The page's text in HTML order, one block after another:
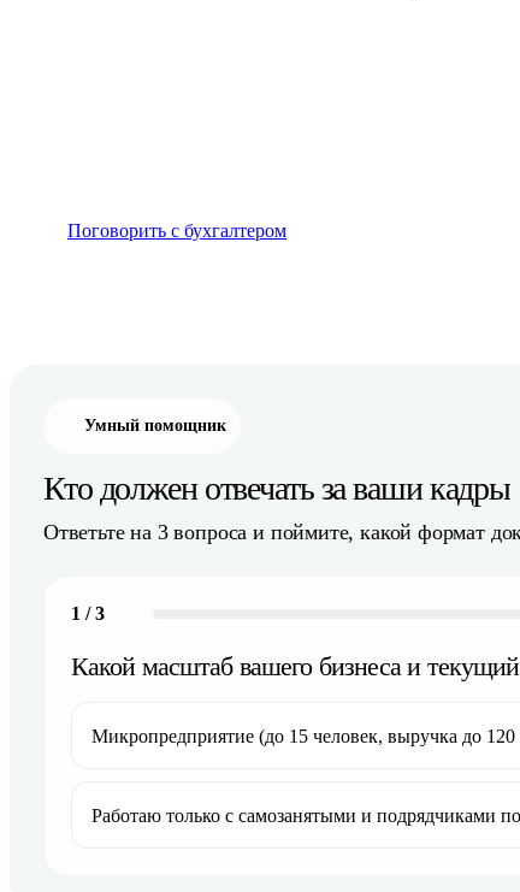
Поговорить с бухгалтером
Умный помощник
Кто должен отвечать за ваши кадры
Ответьте на 3 вопроса и поймите, какой формат
1 /3
Какой масштаб вашего бизнеса и
Микропредприятие (до 15 человек, выручка до
Работаю только с самозанятыми и подрядчиками